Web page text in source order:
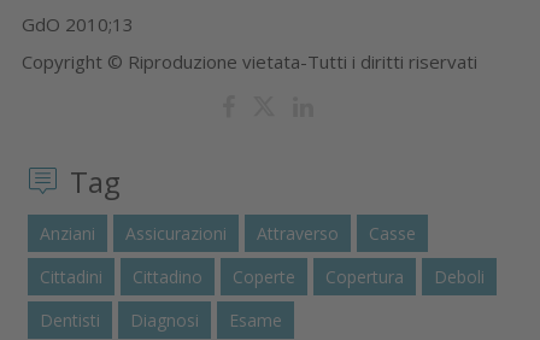
GdO 2010;13
Copyright © Riproduzione vietata-Tutti i diritti riservati
Tag
Anziani Assicurazioni Attraverso
Casse
Cittadini
Cittadino Coperte Copertura
Deboli
Dentisti
Diagnosi Esame